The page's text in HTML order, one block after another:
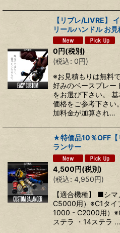
【リブレ/LIVRE】
リールハンドル お
0円(税別)
(税込: 0円)
※お見積もりは無料
好みのベースプレー
をお選び下さい。
価格をご参考下さい
加料金が加算され…
★特価品10％OFF【
ランサー
4,500円(税別)
(税込: 4,950円)
【適合機種】 ■シ
C5000用）※C1タイ
1000 - C2000用）
ステラ ・14ステラ …